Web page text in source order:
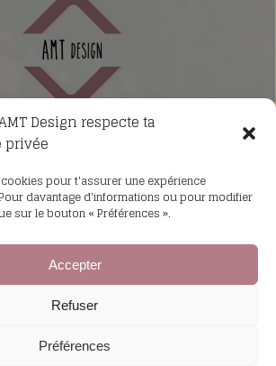
Design respecte ta
privée
pour t'assurer une expérience
davantage d'informations ou pour modifier
sur le bouton « Préférences ».
Accepter
Refuser
Préférences
toutes vos demandes,
pas à me contacter
:
Politique de confidentialité
Conditions générales